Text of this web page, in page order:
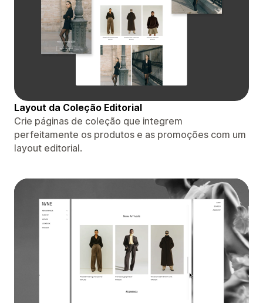
Layout da Coleção Editorial
Crie páginas de coleção que integrem
perfeitamente os produtos e as promoções com um
layout editorial.